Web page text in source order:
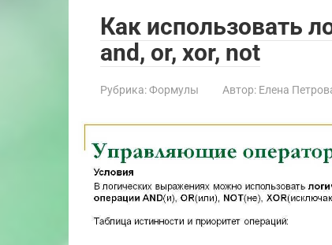
Как использовать
and, or, xor, not
Рубрика:Формулы Автор: Елена